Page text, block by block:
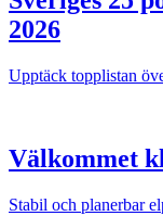
2026
Upptäck topplistan
Välkommet
Stabil och planerbar